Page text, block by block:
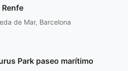
de Mar, Barcelona
Park paseo marítimo